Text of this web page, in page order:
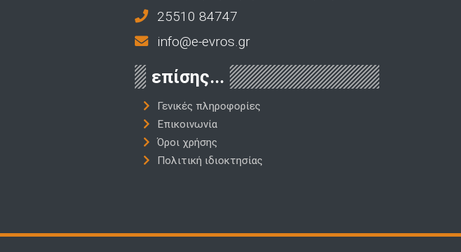
25510 84747
info@e-evros.gr
επίσης...
Γενικές πληροφορίες
Επικοινωνία
Όροι χρήσης
Πολιτική ιδιοκτησίας